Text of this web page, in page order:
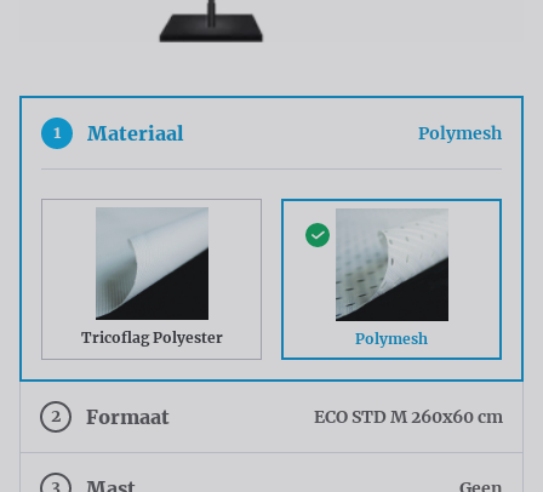
1 Materiaal Polymesh
Tricoflag Polyester Polymesh
2 Formaat ECO STD M 260x60 cm
3